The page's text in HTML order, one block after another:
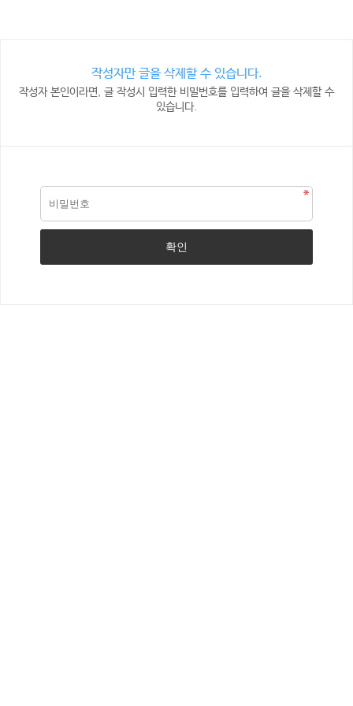
작성자만 글을 삭제할 수 있습니다.
작성자 본인이라면, 글 작성시 입력한 비밀번호를 입력하여 글을 삭제할 수
있습니다.